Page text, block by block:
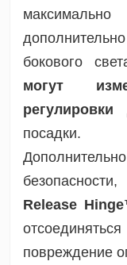
бокового
могут
регулировки
посадки.
Release
повреждение